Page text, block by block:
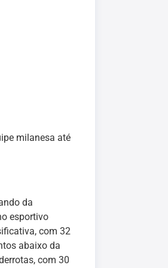
milanesa até
da
esportivo
com 32
abaixo da
com 30